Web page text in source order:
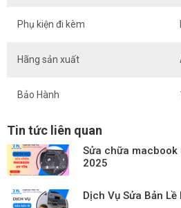
Phụ kiện đi kèm
Hãng sản xuất
Bảo Hành
Tin tức liên quan
Sửa chữa macbook
2025
Dịch Vụ Sửa Bản